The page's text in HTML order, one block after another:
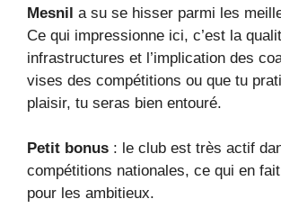
Mesnil a su se hisser parmi les
Ce qui impressionne ici, c’est la
infrastructures et l’implication des
vises des compétitions ou que tu
plaisir, tu seras bien entouré.
Petit bonus : le club est très actif
compétitions nationales, ce qui en
pour les ambitieux.